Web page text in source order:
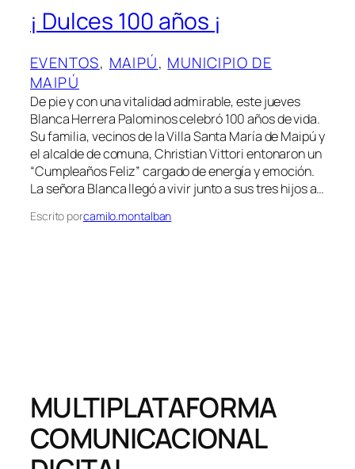
¡ Dulces 100 años ¡
EVENTOS, MAIPÚ, MUNICIPIO DE
MAIPÚ
De pie y con una vitalidad admirable, este jueves
Blanca Herrera Palominos celebró 100 años de vida.
Su familia, vecinos de la Villa Santa María de Maipú y
el alcalde de comuna, Christian Vittori entonaron un
“Cumpleaños Feliz” cargado de energía y emoción.
La señora Blanca llegó a vivir junto a sus tres hijos a…
Escrito porcamilo.montalban
MULTIPLATAFORMA
COMUNICACIONAL